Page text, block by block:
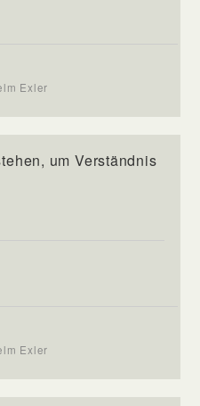
Exler
um Verständnis
Exler